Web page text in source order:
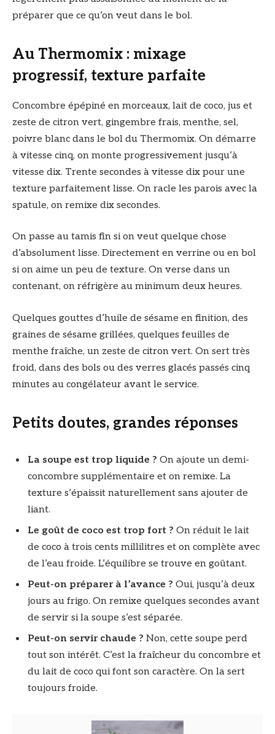
préparer que ce qu’on veut dans le bol.
Au Thermomix : mixage
progressif, texture parfaite
Concombre épépiné en morceaux, lait de coco, jus et
zeste de citron vert, gingembre frais, menthe, sel,
poivre blanc dans le bol du Thermomix. On démarre
à vitesse cinq, on monte progressivement jusqu’à
vitesse dix. Trente secondes à vitesse dix pour une
texture parfaitement lisse. On racle les parois avec la
spatule, on remixe dix secondes.
On passe au tamis fin si on veut quelque chose
d’absolument lisse. Directement en verrine ou en bol
si on aime un peu de texture. On verse dans un
contenant, on réfrigère au minimum deux heures.
Quelques gouttes d’huile de sésame en finition, des
graines de sésame grillées, quelques feuilles de
menthe fraîche, un zeste de citron vert. On sert très
froid, dans des bols ou des verres glacés passés cinq
minutes au congélateur avant le service.
Petits doutes, grandes réponses
La soupe est trop liquide ? On ajoute un demi-
concombre supplémentaire et on remixe. La
texture s’épaissit naturellement sans ajouter de
liant.
Le goût de coco est trop fort ? On réduit le lait
de coco à trois cents millilitres et on complète avec
de l’eau froide. L’équilibre se trouve en goûtant.
Peut-on préparer à l’avance ? Oui, jusqu’à deux
jours au frigo. On remixe quelques secondes avant
de servir si la soupe s’est séparée.
Peut-on servir chaude ? Non, cette soupe perd
tout son intérêt. C’est la fraîcheur du concombre et
du lait de coco qui font son caractère. On la sert
toujours froide.